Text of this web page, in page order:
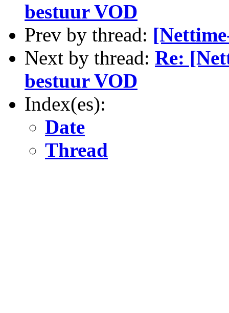
bestuur VOD
Prev by thread:
Next by thread: Re:
bestuur VOD
Index(es):
Date
Thread